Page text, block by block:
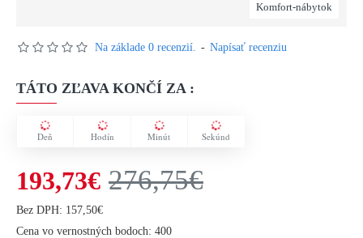
Komfort-nábytok
Na základe 0 recenzií. - Napísať recenziu
TÁTO ZĽAVA KONČÍ ZA :
Deň Hodín Minút Sekúnd
193,73€ 276,75€
Bez DPH: 157,50€
Cena vo vernostných bodoch: 400